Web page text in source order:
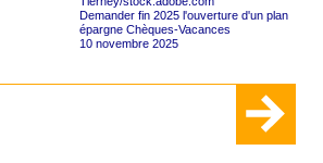
Demander fin 2025 l'ouverture d'un plan
épargne Chèques-Vacances
10 novembre 2025